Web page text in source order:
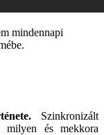
mindennapi
Szinkronizált
milyen és mekkora